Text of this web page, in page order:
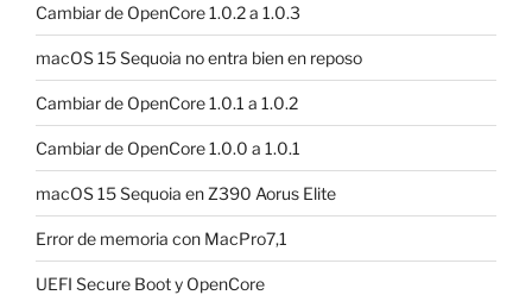
Cambiar de OpenCore 1.0.2 a 1.0.3
macOS 15 Sequoia no entra bien en reposo
Cambiar de OpenCore 1.0.1 a 1.0.2
Cambiar de OpenCore 1.0.0 a 1.0.1
macOS 15 Sequoia en Z390 Aorus Elite
Error de memoria con MacPro7,1
UEFI Secure Boot y OpenCore